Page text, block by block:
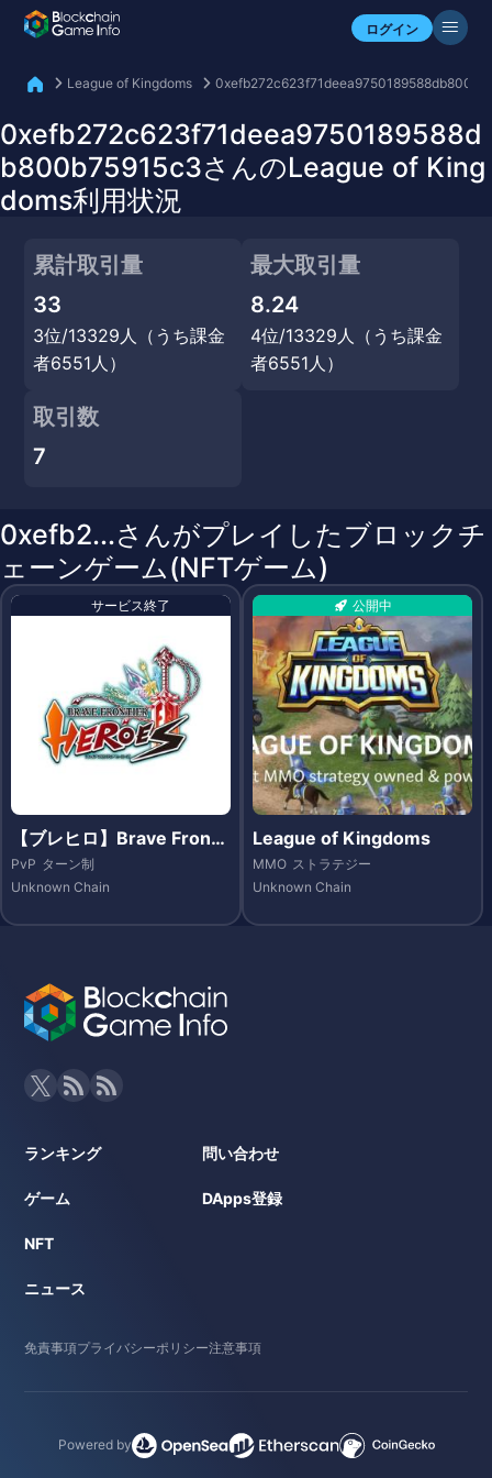
ログイン
自分のアセットを確認
League of Kingdoms
0xefb272c623f71deea9750189588d
b800b75915c3さんのLeague of King
doms利用状況
累計取引量
33
3位/13329人（うち課金
者6551人）
最大取引量
8.24
4位/13329人（うち課金
者6551人）
取引数
7
0xefb2...さんがプレイしたブロックチ
ェーンゲーム(NFTゲーム)
サービス終了
【ブレヒロ】Brave Fronti
er Heroes（ブレイブ フロ
ンティア ヒーローズ）- Et
PvP ターン制
Unknown Chain
公開中
League of Kingdoms
MMO ストラテジー
Unknown Chain
ランキング
ゲーム
NFT
ニュース
問い合わせ
DApps登録
免責事項プライバシーポリシー注意事項
Powered by